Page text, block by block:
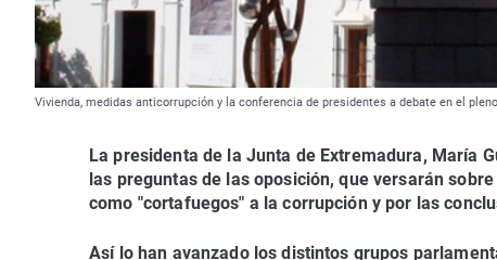
Vivienda, medidas anticorrupción y la conferencia de presidentes a debate en el
La presidenta de la Junta de Extremadura, María
las preguntas de las oposición, que versarán
como "cortafuegos" a la corrupción y por las
Así lo han avanzado los distintos grupos